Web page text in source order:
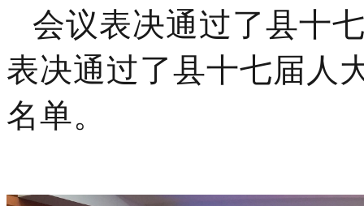
会议表决通过了县十
表决通过了县十七届人
名单。